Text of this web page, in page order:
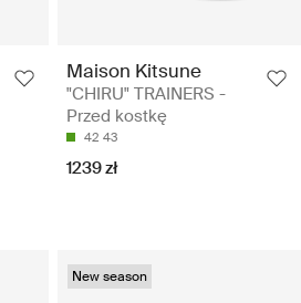
Maison Kitsune
"CHIRU" TRAINERS -
Przed kostkę
42 43
1239 zł
New season